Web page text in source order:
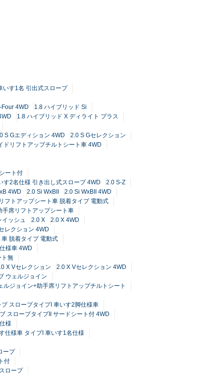
いす1名 引出式スロープ
4WD
1.8 ハイブリッド Si
1.8 ハイブリッド X ディライト プラス
S Gエディション 4WD
2.0 S Gセレクション
ドリフトアップチルトシート車 4WD
ート付
す2名仕様 引き出し式スロープ 4WD
2.0 S-Z
4WD 2.0 Si WxBII
2.0 Si WxBII 4WD
フトアップシート車 脱着タイプ 電動式
手席リフトアップシート車
イッシュ 2.0 X
2.0 X 4WD
レクション 4WD
脱着タイプ 電動式
様車 4WD
ト無
X Vセレクション
2.0 X Vセレクション 4WD
ウェルジョイン
ルジョイン+助手席リフトアップチルトシート
スロープタイプI 車いす2脚仕様車
スロープタイプII サードシート付 4WD
様
仕様車 タイプI 車いす1名仕様
ープ
付
ロープ